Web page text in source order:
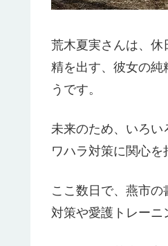
荒木夏実さんは、休
精を出す、彼女の純
うです。
未来のため、いろ
ワハラ対策に関心を
ここ数日で、燕市
対策や愛護トレーニ